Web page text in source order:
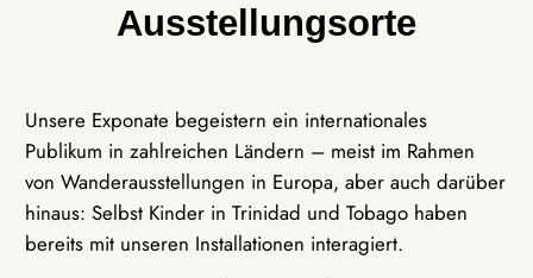
Ausstellungsorte
Unsere Exponate begeistern ein internationales
Publikum in zahlreichen Ländern – meist im Rahmen
von Wanderausstellungen in Europa, aber auch darüber
hinaus: Selbst Kinder in Trinidad und Tobago haben
bereits mit unseren Installationen interagiert.